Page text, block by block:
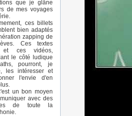
que je glâne
de mes voyages
ces billets
bien adaptés
zapping de
Ces textes
et ces vidéos,
le côté ludique
pourront, je
les intéresser et
l'envie d'en
un bon moyen
avec des
de toute la